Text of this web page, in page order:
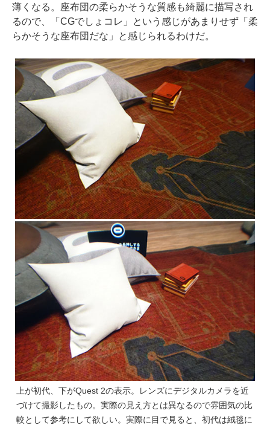
薄くなる。座布団の柔らかそうな質感も綺麗に描写され
るので、「CGでしょコレ」という感じがあまりせず「柔
らかそうな座布団だな」と感じられるわけだ。
上が初代、下がQuest 2の表示。レンズにデジタルカメラを近
づけて撮影したもの。実際の見え方とは異なるので雰囲気の比
較として参考にして欲しい。実際に目で見ると、初代は絨毯に